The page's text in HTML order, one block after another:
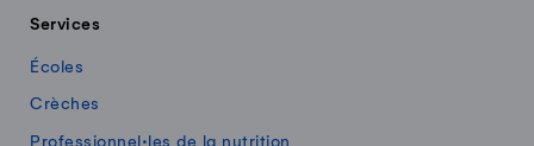
Services
Écoles
Crèches
Professionnel·les de la nutrition